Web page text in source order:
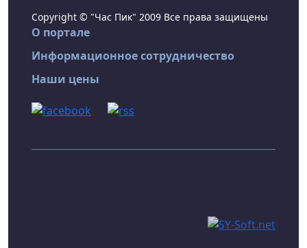
Copyright © "Час Пик" 2009 Все права защищены
О портале
Информационное сотрудничество
Наши цены